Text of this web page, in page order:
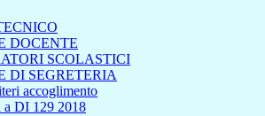
DOCENTE
SCOLASTICI
DI SEGRETERIA
accoglimento
a DI 129 2018